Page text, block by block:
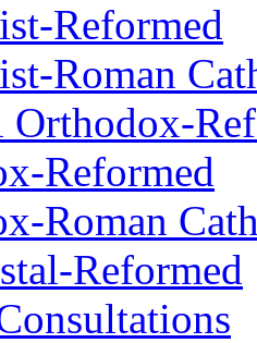
Reformed
Roman
Orthodox-
Reformed
Roman
Reformed